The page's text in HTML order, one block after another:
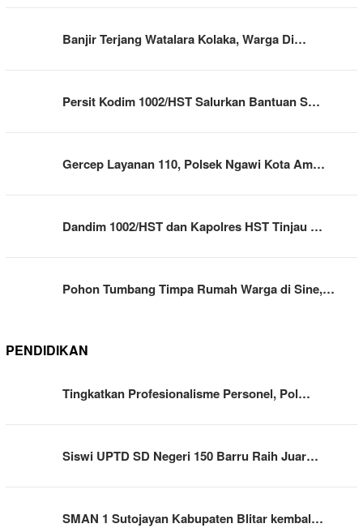
Banjir Terjang Watalara Kolaka, Warga Di…
Persit Kodim 1002/HST Salurkan Bantuan S…
Gercep Layanan 110, Polsek Ngawi Kota Am…
Dandim 1002/HST dan Kapolres HST Tinjau …
Pohon Tumbang Timpa Rumah Warga di Sine,…
PENDIDIKAN
Tingkatkan Profesionalisme Personel, Pol…
Siswi UPTD SD Negeri 150 Barru Raih Juar…
SMAN 1 Sutojayan Kabupaten Blitar kembal…